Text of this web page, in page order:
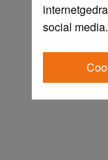
social media.